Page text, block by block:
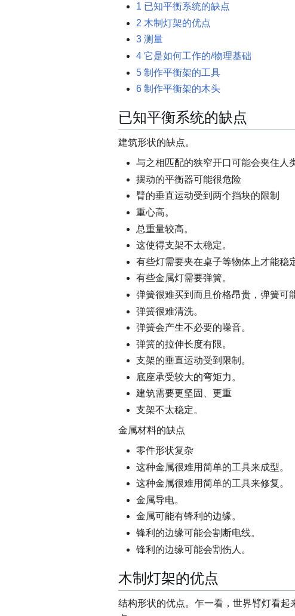
1 已知平衡系统的缺点
2 木制灯架的优点
3 测量
4 它是如何工作的/物理基础
5 制作平衡架的工具
6 制作平衡架的木头
已知平衡系统的缺点
建筑形状的缺点。
与之相匹配的狭窄开口可能会夹住人
摆动的平衡器可能很危险
臂的垂直运动受到两个挡块的限制
重心高。
总重量较高。
这使得支架不太稳定。
有些灯需要夹在桌子等物体上才能稳
有些金属灯需要弹簧。
弹簧很难买到而且价格昂贵，弹簧可
弹簧很难清洗。
弹簧会产生不必要的噪音。
弹簧的拉伸长度有限。
支架的垂直运动受到限制。
底座承受较大的弯矩力。
建筑需要更坚固、更重
支架不太稳定。
金属材料的缺点
零件形状复杂
这种金属很难用简单的工具来成型。
这种金属很难用简单的工具来修复。
金属导电。
金属可能有锋利的边缘。
锋利的边缘可能会割断电线。
锋利的边缘可能会割伤人。
木制灯架的优点
结构形状的优点。乍一看，世界臂灯看